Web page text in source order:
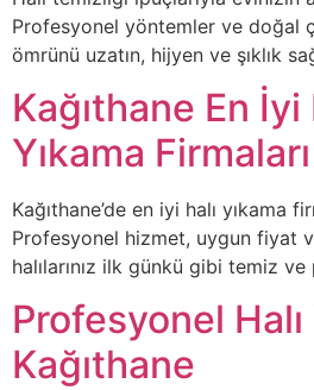
Profesyonel yöntemler ve doğal
ömrünü uzatın, hijyen ve şıklık
Kağıthane En İyi
Yıkama Firmaları
Kağıthane’de en iyi halı yıkama
Profesyonel hizmet, uygun fiyat
halılarınız ilk günkü gibi temiz
Profesyonel Halı
Kağıthane